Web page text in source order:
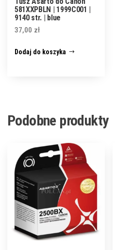
581XXPBLN | 1999C001 |
9140 str. | blue
37,00 zł
Dodaj do koszyka
Podobne produkty